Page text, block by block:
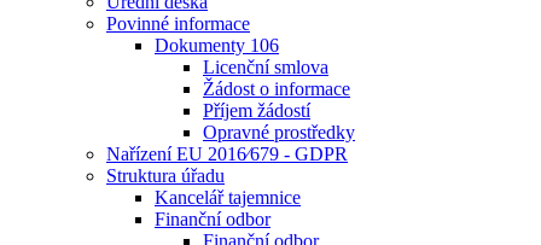
Povinné informace
Dokumenty 106
Licenční smlova
Žádost o informace
Příjem žádostí
Opravné prostředky
Nařízení EU 2016⁄679 - GDPR
Struktura úřadu
Kancelář tajemnice
Finanční odbor
Finanční odbor